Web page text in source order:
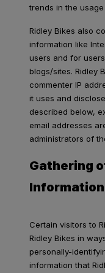
trends in the
Ridley Bikes also
information like
users and for
blogs/sites. Ridley
commenter IP
it uses and
described below,
email addresses
administrators of
Gathering
Information
Certain visitors to
Ridley Bikes in
personally-
information that